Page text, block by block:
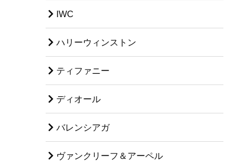
IWC
ハリーウィンストン
ティファニー
ディオール
バレンシアガ
ヴァンクリーフ＆アーペル